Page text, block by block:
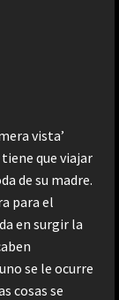
vista’
que viajar
de su madre.
para el
en surgir la
se le ocurre
cosas se